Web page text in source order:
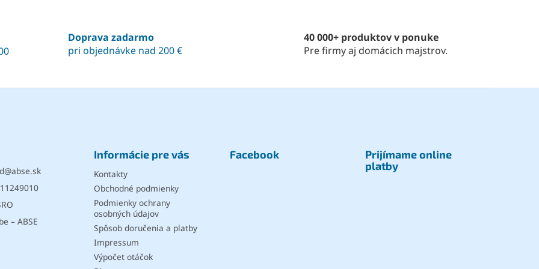
d
a
e
v
i
s
u
Doprava zadarmo
pri objednávke nad 200 €
40 000+ produktov v ponuke
Pre firmy aj domácich majstrov.
@abse.sk
– ABSE
Informácie pre vás
Kontakty
Obchodné podmienky
Podmienky ochrany
osobných údajov
Spôsob doručenia a platby
Impressum
Výpočet otáčok
Facebook
Prijímame online
platby